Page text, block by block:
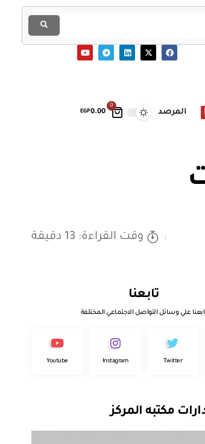
0
EGP0.00 المرصد
وقت القراءة: 13 دقيقة
تابعنا
علي وسائل التواصل الاجتماعي المختلفة
Twitter
Instagram
Youtube
مكتبه المركز